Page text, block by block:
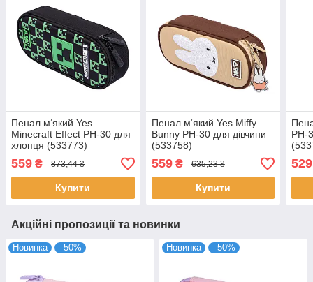
Пенал м‘який Yes
Minecraft Effect PH-30 для
хлопця (533773)
559 ₴ 873,44 ₴
Купити
Пенал м‘який Yes Miffy
Bunny PH-30 для дівчини
(533758)
559₴ 635,23 ₴
Купити
PH-
529
Акційні пропозиції та новинки
Новинка –50% Новинка –50%